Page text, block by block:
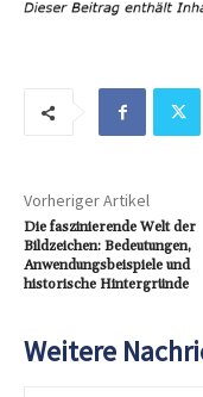
Vorheriger Artikel
Die faszinierende Welt der
Bildzeichen: Bedeutungen,
Anwendungsbeispiele und
historische Hintergründe
Weitere